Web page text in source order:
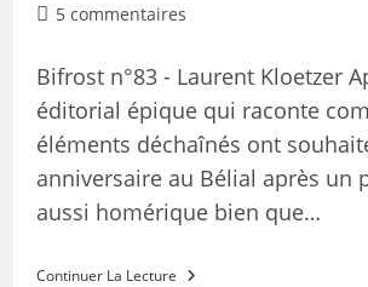
5 commentaires
Bifrost n°83 - Laurent Kloetzer
éditorial épique qui raconte
éléments déchaînés ont
anniversaire au Bélial après un
aussi homérique bien que…
Continuer La Lecture